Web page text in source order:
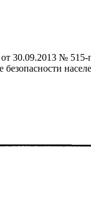
30.09.2013 №